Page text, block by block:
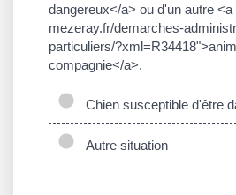
dangereux</a> ou d'un autre
mezeray.fr/demarches-
particuliers/
compagnie</a>.
Chien susceptible d'être
Autre situation